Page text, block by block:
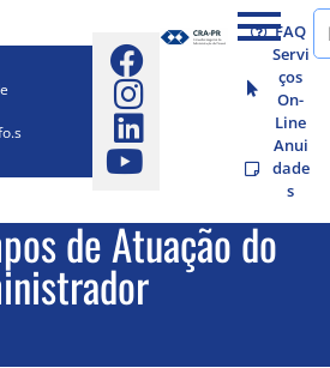
FAQ
Servi
ços
On-
Line
Anui
dade
s
de Atuação do